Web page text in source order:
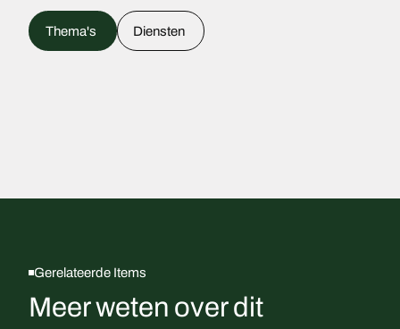
Thema's Diensten
Gerelateerde Items
Meer weten over dit